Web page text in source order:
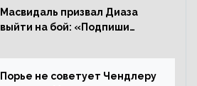
Масвидаль призвал Диаза
выйти на бой: «Подпиши
повторим»
Порье не советует Чендлеру